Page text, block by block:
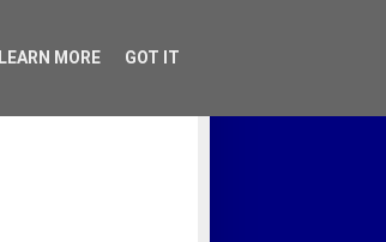
LEARN MORE GOT IT